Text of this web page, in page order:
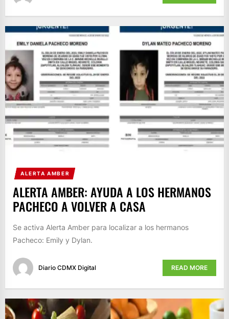
ALERTA AMBER
ALERTA AMBER: AYUDA A LOS HERMANOS
PACHECO A VOLVER A CASA
Se activa Alerta Amber para localizar a los hermanos
Pacheco: Emily y Dylan.
Diario CDMX Digital READ MORE